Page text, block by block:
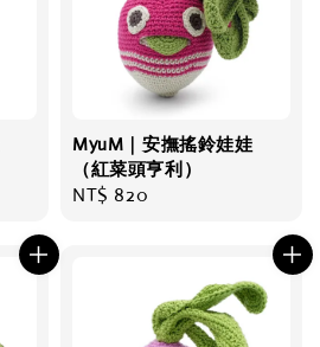
MyuM｜安撫搖鈴娃娃
（紅菜頭亨利）
Regular
NT$ 820